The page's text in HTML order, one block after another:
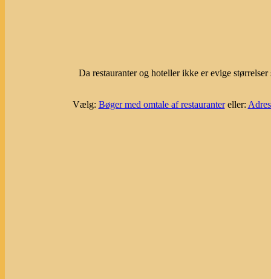
Da restauranter og hoteller ikke er evige
Vælg: Bøger med omtale af restaurantereller: